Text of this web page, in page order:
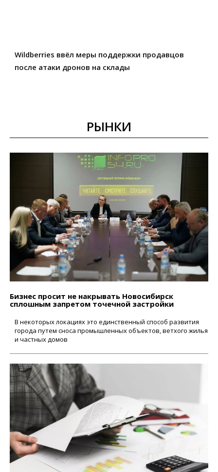
Wildberries ввёл меры поддержки продавцов
после атаки дронов на склады
РЫНКИ
Бизнес просит не накрывать Новосибирск
сплошным запретом точечной застройки
В некоторых локациях это единственный способ развития
города путем сноса промышленных объектов, ветхого жилья
и частных домов